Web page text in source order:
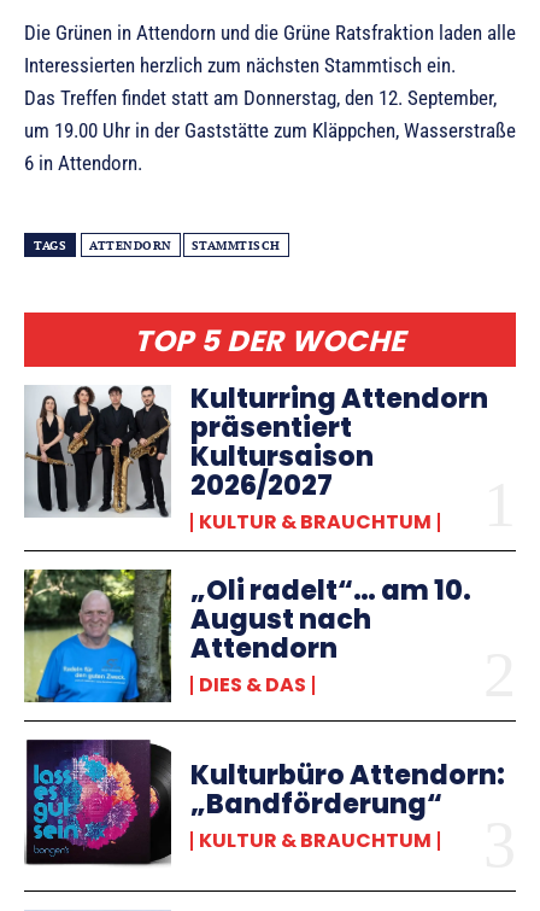
TOP 5 DER WOCHE
Kulturring Attendorn
präsentiert
Kultursaison
2026/2027
KULTUR & BRAUCHTUM
„Oli radelt“… am 10.
August nach
Attendorn
DIES & DAS
Kulturbüro Attendorn:
„Bandförderung“
KULTUR & BRAUCHTUM
Die Grünen in Attendorn und die Grüne Ratsfraktion laden alle
Interessierten herzlich zum nächsten Stammtisch ein.
Das Treffen findet statt am Donnerstag, den 12. September,
um 19.00 Uhr in der Gaststätte zum Kläppchen, Wasserstraße
6 in Attendorn.
TAGS ATTENDORN STAMMTISCH